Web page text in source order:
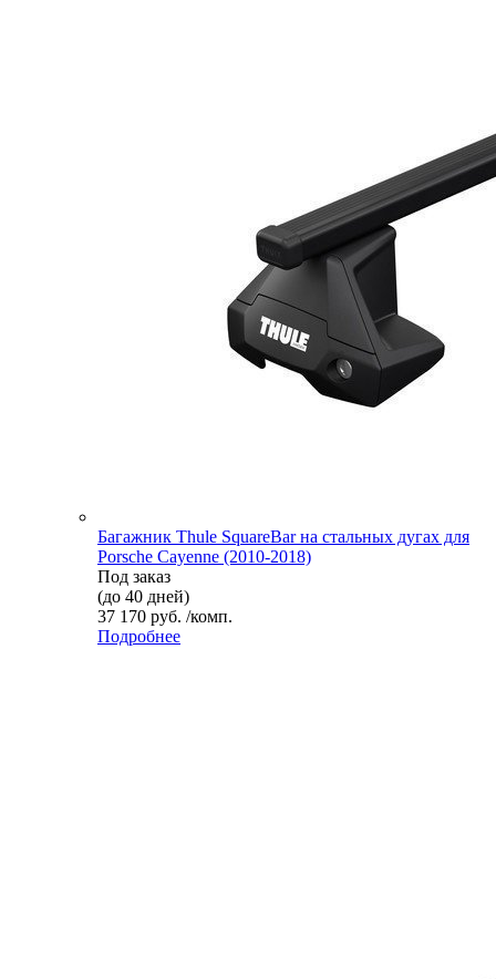
Багажник Thule SquareBar на стальных дугах для
Porsche Cayenne (2010-2018)
Под заказ
(до 40 дней)
37 170 руб. /комп.
Подробнее